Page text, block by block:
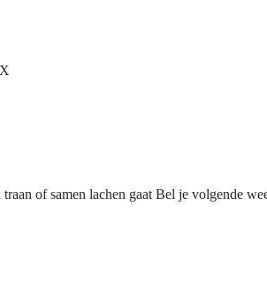
of samen lachen gaat Bel je volgende